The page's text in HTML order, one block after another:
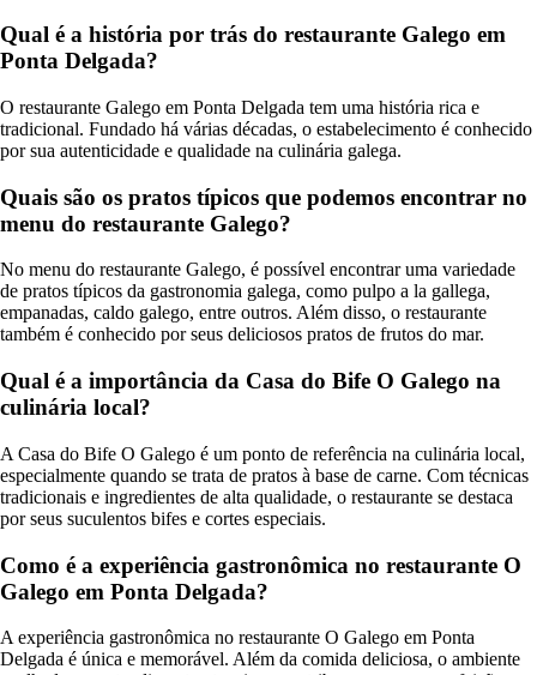
Qual é a história por trás do restaurante Galego em
Ponta Delgada?
O restaurante Galego em Ponta Delgada tem uma história rica e
tradicional. Fundado há várias décadas, o estabelecimento é conhecido
por sua autenticidade e qualidade na culinária galega.
Quais são os pratos típicos que podemos encontrar no
menu do restaurante Galego?
No menu do restaurante Galego, é possível encontrar uma variedade
de pratos típicos da gastronomia galega, como pulpo a la gallega,
empanadas, caldo galego, entre outros. Além disso, o restaurante
também é conhecido por seus deliciosos pratos de frutos do mar.
Qual é a importância da Casa do Bife O Galego na
culinária local?
A Casa do Bife O Galego é um ponto de referência na culinária local,
especialmente quando se trata de pratos à base de carne. Com técnicas
tradicionais e ingredientes de alta qualidade, o restaurante se destaca
por seus suculentos bifes e cortes especiais.
Como é a experiência gastronômica no restaurante O
Galego em Ponta Delgada?
A experiência gastronômica no restaurante O Galego em Ponta
Delgada é única e memorável. Além da comida deliciosa, o ambiente